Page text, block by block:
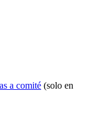
a comité (solo en